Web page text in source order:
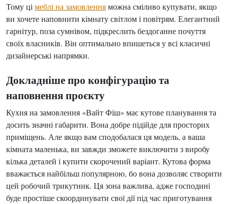
Тому ці меблі на замовленняможна сміливо купувати, якщо
ви хочете наповнити кімнату світлом і повітрям. Елегантний
гарнітур, поза сумнівом, підкреслить бездоганне почуття
своїх власників. Він оптимально впишеться у всі класичні
дизайнерські напрямки.
Докладніше про конфігурацію та
наповнення проєкту
Кухня на замовлення «Вайт Фіш» має кутове планування та
досить значні габарити. Вона добре підійде для просторих
приміщень. Але якщо вам сподобалася ця модель, а ваша
кімната маленька, ви завжди зможете виключити з виробу
кілька деталей і купити скорочений варіант. Кутова форма
вважається найбільш популярною, бо вона дозволяє створити
цей робочий трикутник. Ця зона важлива, адже господині
буде простіше скоординувати свої дії під час приготування